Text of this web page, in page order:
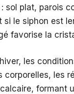
: sol plat, parois
si le siphon est
favorise la
les
corporelles, les
formant